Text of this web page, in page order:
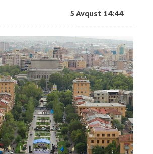
5 Avqust 14:44